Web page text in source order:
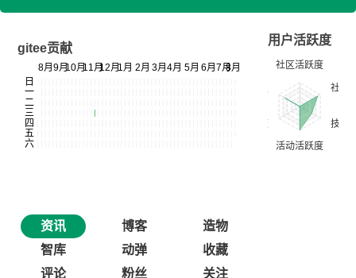
gitee贡献
用户活跃度
资讯 博客
造物
智库
动弹
收藏
评论
粉丝 关注